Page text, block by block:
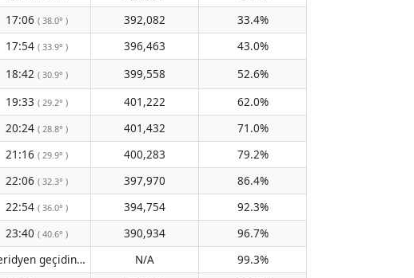
17:06 ( 38.0° ) 392,082
33.4%
17:54 ( 33.9° ) 396,463
43.0%
18:42 ( 30.9° ) 399,558
52.6%
19:33 ( 29.2° ) 401,222
62.0%
20:24 ( 28.8° ) 401,432
71.0%
21:16 ( 29.9° ) 400,283
79.2%
22:06 ( 32.3° ) 397,970
86.4%
22:54 ( 36.0° ) 394,754
92.3%
23:40 ( 40.6° ) 390,934
96.7%
Meridyen geçidinden geçmiyor ( N/A )
N/A
99.3%